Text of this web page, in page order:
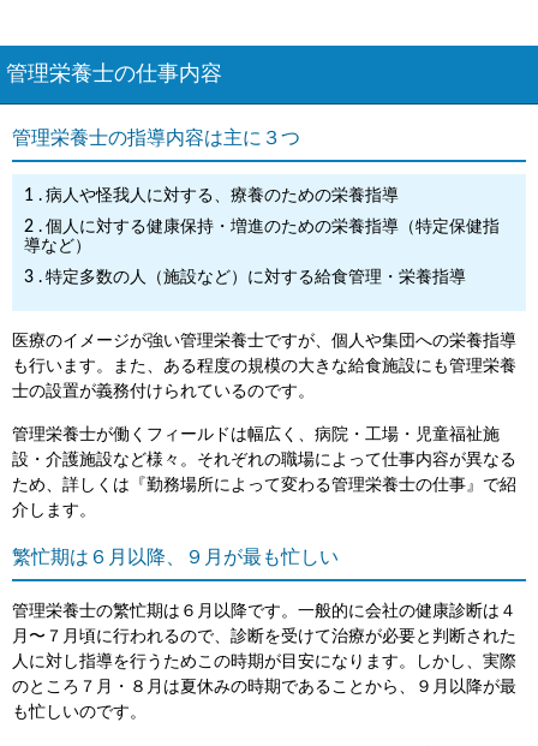
管理栄養士の仕事内容
管理栄養士の指導内容は主に３つ
病人や怪我人に対する、療養のための栄養指導
個人に対する健康保持・増進のための栄養指導（特定保健指
導など）
特定多数の人（施設など）に対する給食管理・栄養指導
医療のイメージが強い管理栄養士ですが、個人や集団への栄養指導
も行います。また、ある程度の規模の大きな給食施設にも管理栄養
士の設置が義務付けられているのです。
管理栄養士が働くフィールドは幅広く、病院・工場・児童福祉施
設・介護施設など様々。それぞれの職場によって仕事内容が異なる
ため、詳しくは『勤務場所によって変わる管理栄養士の仕事』で紹
介します。
繁忙期は６月以降、９月が最も忙しい
管理栄養士の繁忙期は６月以降です。一般的に会社の健康診断は４
月〜７月頃に行われるので、診断を受けて治療が必要と判断された
人に対し指導を行うためこの時期が目安になります。しかし、実際
のところ７月・８月は夏休みの時期であることから、９月以降が最
も忙しいのです。